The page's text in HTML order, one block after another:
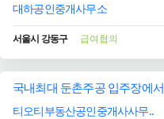
대하공인중개사무소
서울시 강동구 급여협의
국내최대 둔촌주공 입주장에
티오티부동산공인중개사사무..